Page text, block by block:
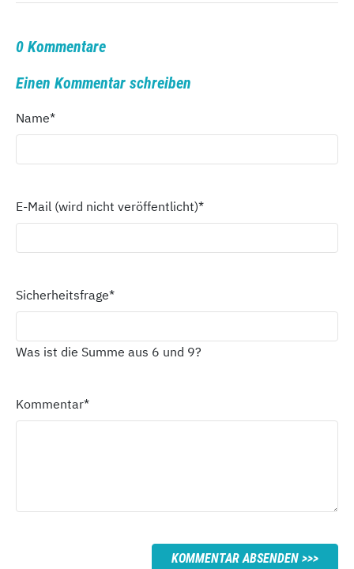
0 Kommentare
Einen Kommentar schreiben
Name*
E-Mail (wird nicht veröffentlicht)*
Sicherheitsfrage*
Was ist die Summe aus 6 und 9?
Kommentar*
KOMMENTAR ABSENDEN